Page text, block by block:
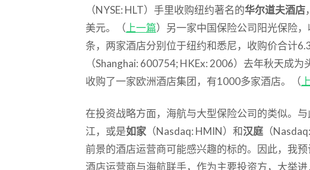
（NYSE: HLT）手里收购纽约著名的华尔道夫酒店
美元。（ 上一篇）另一家中国保险公司阳光保险
条，两家酒店分别位于纽约和悉尼，收购价合计
（Shanghai: 600754; HKEx: 2006）去年秋天成
收购了一家欧洲酒店集团，有1000多家酒店。（
在投资战略方面，海航与大型保险公司的类似。
江，或是如家（Nasdaq: HMIN）和汉庭（
前景的酒店运营商可能感兴趣的标的。因此，我
酒店运营商与海航联手，作为主要投资方，大举进